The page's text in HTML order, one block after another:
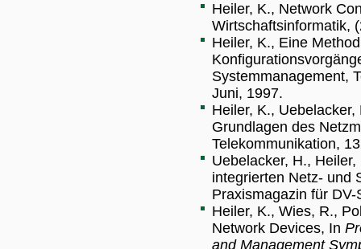
Heiler, K., Network
Wirtschaftsinformatik,
Heiler, K., Eine
Systemmanagement,
Juni, 1997.
Heiler, K.,
Grundlagen des
Telekommunikation,
Uebelacker, H.,
integrierten Netz- und
Praxismagazin für
Heiler, K., Wies, R.,
Network Devices, In
and Management